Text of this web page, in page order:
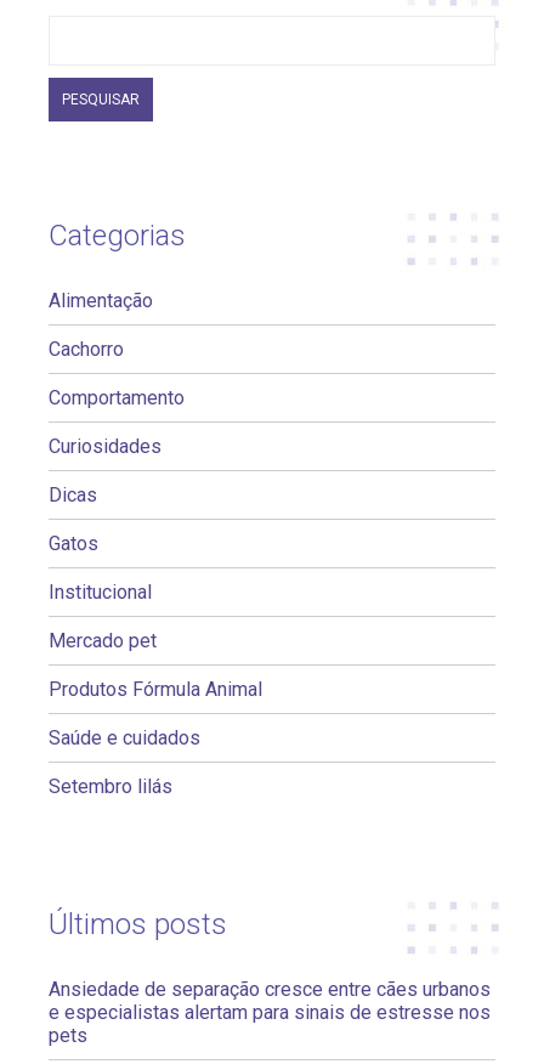
Categorias
Alimentação
Cachorro
Comportamento
Curiosidades
Dicas
Gatos
Institucional
Mercado pet
Produtos Fórmula Animal
Saúde e cuidados
Setembro lilás
Últimos posts
Ansiedade de separação cresce entre cães urbanos
e especialistas alertam para sinais de estresse nos
pets